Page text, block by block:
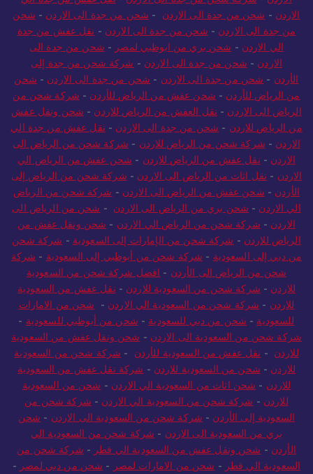
الاردن - شحن من جدة الى الاردن - شحن من جدة الى الاردن - شحن
من جدة الى الاردن - شحن من جدة الى الاردن - نقل عفش من جدة
الي الاردن - شحن بري من ابوظبي لمصر - شحن من جدة الى
الاردن - شحن من جدة الى الاردن - شركة شحن من جدة إلى
الأردن - شحن من جدة الى الاردن - شحن من جدة الى الاردن - شحن
من الرياض للأردن - شحن عفش من الرياض للأردن - شركة شحن من
الرياض الى الاردن - نقل العفش من الرياض للاردن - شحن ونقل عفش
من الرياض للاردن - شحن من جدة الى الاردن - نقل عفش من جدة الي
الاردن - شركة شحن من الرياض للاردن - شركة شحن من الرياض الى
الاردن - نقل عفش من الرياض للاردن - شحن عفش من الرياض الي
الاردن - نقل اثاث من الرياض الى الاردن - شركة شحن من الرياض إلى
الأردن - شحن عفش من الرياض الى الاردن - شركة شحن من الرياض
الي الاردن - شحن بري من الرياض الى الاردن - شحن من الرياض الى
الاردن - شركة شحن من الرياض الي الاردن - شحن ونقل عفش من
الرياض للاردن - شركة شحن من الإمارات إلى السعودية - شركة شحن
من دبي إلى السعودية - شركة شحن من أبوظبي إلى السعودية - شركة
شحن من الرياض الى الأردن - افضل شركة شحن من السعودية
للاردن - شركة شحن من السعودية للاردن - نقل عفش من السعودية
للاردن - شركة شحن من السعودية الي الاردن - شحن من الامارات
للسعودية - شحن من دبي للسعودية - شحن من أبوظبي للسعودية -
شركة شحن من السعودية الى الاردن - شحن ونقل عفش من السعودية
للاردن - نقل عفش من السعودية للأردن - شركة شحن من السعودية
للاردن - شحن من السعودية للاردن - شركة نقل عفش من السعودية
للاردن - شحن اثاث من السعودية الي الاردن - شحن من السعودية
للاردن - شركة شحن من السعودية الي الاردن - شركة شحن من
السعودية إلى الأردن - شركة شحن من السعودية الى الاردن - شحن
بري من السعودية الى الاردن - شركة شحن من السعودية الي
الأردن - شحن ونقل عفش من السعودية الي قطر - شركة شحن من
السعودية الي قطر - شحن من الامارات لمصر - شحن من دبي لمصر -